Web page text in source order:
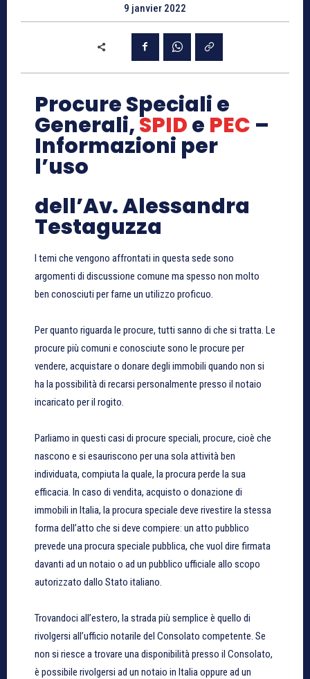
9 janvier 2022
Procure Speciali e
Generali,SPIDe PEC –
Informazioni per
l’uso
dell’Av. Alessandra
Testaguzza
I temi che vengono affrontati in questa sede sono
argomenti di discussione comune ma spesso non molto
ben conosciuti per farne un utilizzo proficuo.
Per quanto riguarda le procure, tutti sanno di che si tratta. Le
procure più comuni e conosciute sono le procure per
vendere, acquistare o donare degli immobili quando non si
ha la possibilità di recarsi personalmente presso il notaio
incaricato per il rogito.
Parliamo in questi casi di procure speciali, procure, cioè che
nascono e si esauriscono per una sola attività ben
individuata, compiuta la quale, la procura perde la sua
efficacia. In caso di vendita, acquisto o donazione di
immobili in Italia, la procura speciale deve rivestire la stessa
forma dell’atto che si deve compiere: un atto pubblico
prevede una procura speciale pubblica, che vuol dire firmata
davanti ad un notaio o ad un pubblico ufficiale allo scopo
autorizzato dallo Stato italiano.
Trovandoci all’estero, la strada più semplice è quello di
rivolgersi all’ufficio notarile del Consolato competente. Se
non si riesce a trovare una disponibilità presso il Consolato,
è possibile rivolgersi ad un notaio in Italia oppure ad un